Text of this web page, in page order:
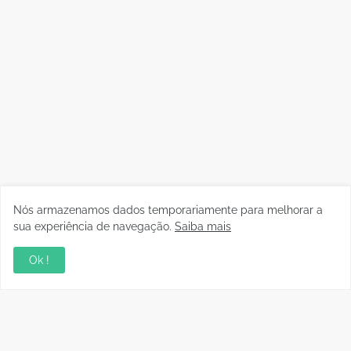
Nós armazenamos dados temporariamente para melhorar a
sua experiência de navegação. Saiba mais
Ok !